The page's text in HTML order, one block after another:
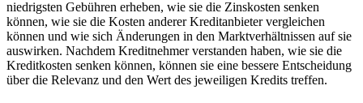
niedrigsten​ Gebühren erheben, wie sie die‌ Zinskosten‌ senken
können, wie sie‍ die ⁢Kosten ‍anderer Kreditanbieter vergleichen
können‍ und wie sich Änderungen in den ‌Marktverhältnissen‍ auf⁣ sie
auswirken. Nachdem Kreditnehmer verstanden haben, wie sie⁢ die
Kreditkosten senken können, können sie eine bessere Entscheidung
über die Relevanz⁣ und den⁢ Wert ‌des ⁢jeweiligen ​Kredits treffen.